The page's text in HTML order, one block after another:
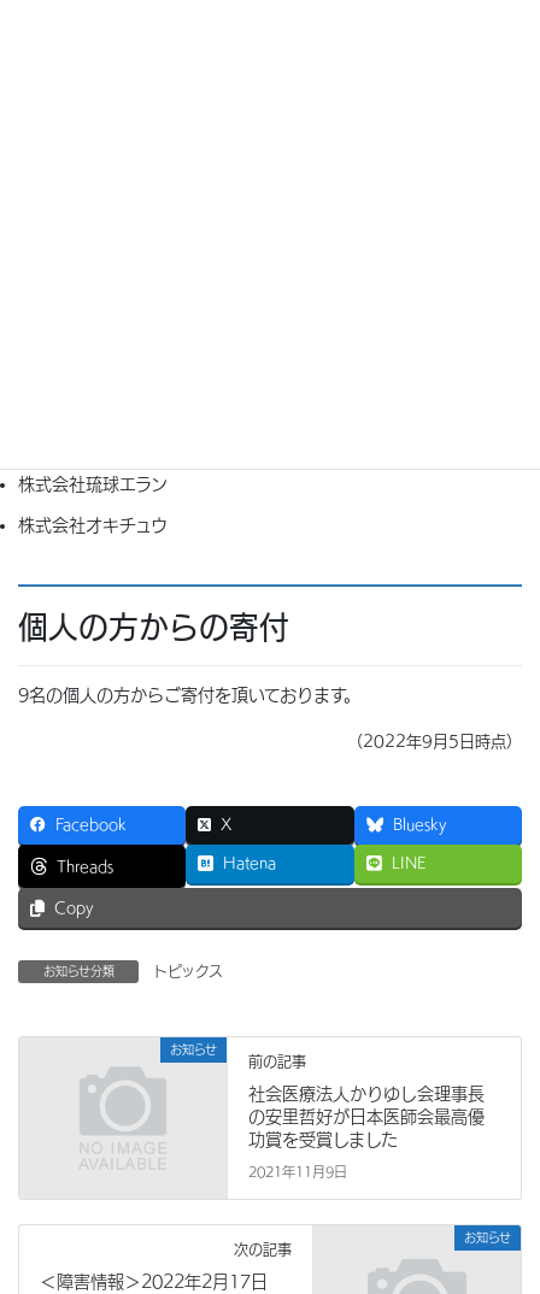
株式会社琉球エラン
株式会社オキチュウ
個人の方からの寄付
9名の個人の方からご寄付を頂いております。
（2022年9月5日時点）
Facebook X Bluesky
Threads Hatena LINE
Copy
お知らせ分類 トピックス
お知らせ
前の記事
社会医療法人かりゆし会理事長
の安里哲好が日本医師会最高優
功賞を受賞しました
2021年11月9日
お知らせ
次の記事
＜障害情報＞2022年2月17日